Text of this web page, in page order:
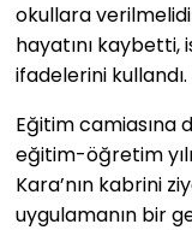
okullara
hayatını kaybetti,
ifadelerini kullandı.
Eğitim camiasına
eğitim-öğretim
Kara’nın kabrini
uygulamanın bir